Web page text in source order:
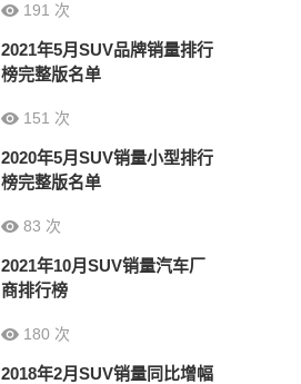
191 次
2021年5月SUV品牌销量排行
榜完整版名单
151 次
2020年5月SUV销量小型排行
榜完整版名单
83 次
2021年10月SUV销量汽车厂
商排行榜
180 次
2018年2月SUV销量同比增幅